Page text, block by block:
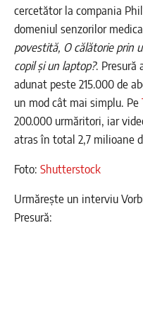
cercetător la compania
domeniul senzorilor
povestită, O călătorie prin
copil și un laptop?. Presură
adunat peste 215.000 de
un mod cât mai simplu. Pe
200.000 urmăritori, iar
atras în total 2,7 milioane
Foto: Shutterstock
Urmărește un interviu
Presură: